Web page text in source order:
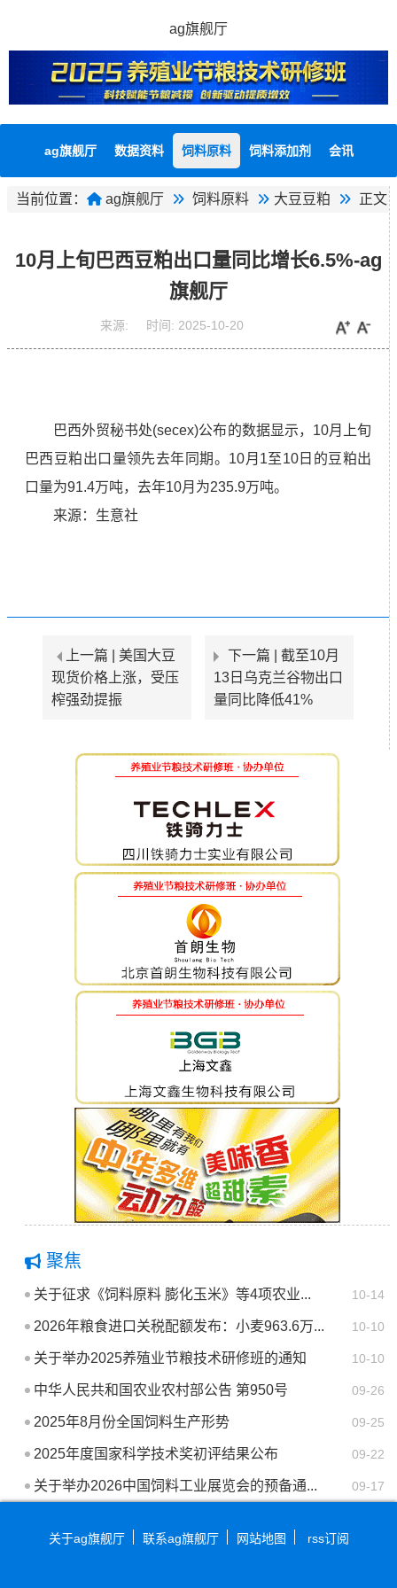
ag旗舰厅
ag旗舰厅 数据资料 饲料原料 饲料添加剂 会讯
当前位置： ag旗舰厅 饲料原料 大豆豆粕 正文
10月上旬巴西豆粕出口量同比增长6.5%-ag
旗舰厅
来源: 时间: 2025-10-20
巴西外贸秘书处(secex)公布的数据显示，10月上旬
巴西豆粕出口量领先去年同期。10月1至10日的豆粕出
口量为91.4万吨，去年10月为235.9万吨。
来源： 生意社
上一篇 | 美国大豆
现货价格上涨，受压
榨强劲提振
下一篇 | 截至10月
13日乌克兰谷物出口
量同比降低41%
聚焦
10-14
关于征求《饲料原料 膨化玉米》等4项农业...
10-10
2026年粮食进口关税配额发布：小麦963.6万...
10-10
关于举办2025养殖业节粮技术研修班的通知
09-26
中华人民共和国农业农村部公告 第950号
09-25
2025年8月份全国饲料生产形势
09-22
2025年度国家科学技术奖初评结果公布
09-17
关于举办2026中国饲料工业展览会的预备通...
关于ag旗舰厅 联系ag旗舰厅 网站地图 rss订阅